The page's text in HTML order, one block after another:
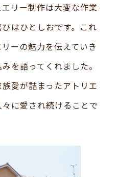
リー制作は大変な作業
はひとしおです。これ
ーの魅力を伝えていき
を語ってくれました。
愛が詰まったアトリエ
に愛され続けることで